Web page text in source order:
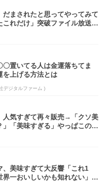
だまされたと思ってやってみて
これだけ」突破ファイル放送で
〇置いてる人は金運落ちてま
上げる方法とは
デジタルファーム )
人気すぎて再々販売→「クソ美
」「美味すぎる」やっぱこのク
、美味すぎて大反響「これ1
界一おいしいかも知れない」